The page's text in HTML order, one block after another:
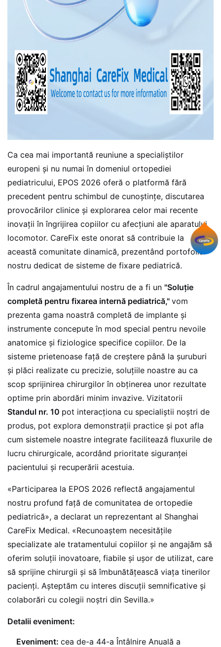
Ca cea mai importantă reuniune a specialiștilor
europeni și nu numai în domeniul ortopediei
pediatricului, EPOS 2026 oferă o platformă fără
precedent pentru schimbul de cunoștințe, discutarea
provocărilor clinice și explorarea celor mai recente
inovații în îngrijirea copiilor cu afecțiuni ale aparatului
locomotor. CareFix este onorat să contribuie la
această comunitate dinamică, prezentând portofoliul
nostru dedicat de sisteme de fixare pediatrică.
În cadrul angajamentului nostru de a fi un "Soluție
completă pentru fixarea internă pediatrică," vom
prezenta gama noastră completă de implante și
instrumente concepute în mod special pentru nevoile
anatomice și fiziologice specifice copiilor. De la
sisteme prietenoase față de creștere până la șuruburi
și plăci realizate cu precizie, soluțiile noastre au ca
scop sprijinirea chirurgilor în obținerea unor rezultate
optime prin abordări minim invazive. Vizitatorii
Standul nr. 10 pot interacționa cu specialiștii noștri de
produs, pot explora demonstrații practice și pot afla
cum sistemele noastre integrate facilitează fluxurile de
lucru chirurgicale, acordând prioritate siguranței
pacientului și recuperării acestuia.
«Participarea la EPOS 2026 reflectă angajamentul
nostru profund față de comunitatea de ortopedie
pediatrică», a declarat un reprezentant al Shanghai
CareFix Medical. «Recunoaștem necesitățile
specializate ale tratamentului copiilor și ne angajăm să
oferim soluții inovatoare, fiabile și ușor de utilizat, care
să sprijine chirurgii și să îmbunătățească viața tinerilor
pacienți. Așteptăm cu interes discuții semnificative și
colaborări cu colegii noștri din Sevilla.»
Detalii eveniment:
Eveniment: cea de-a 44-a Întâlnire Anuală a